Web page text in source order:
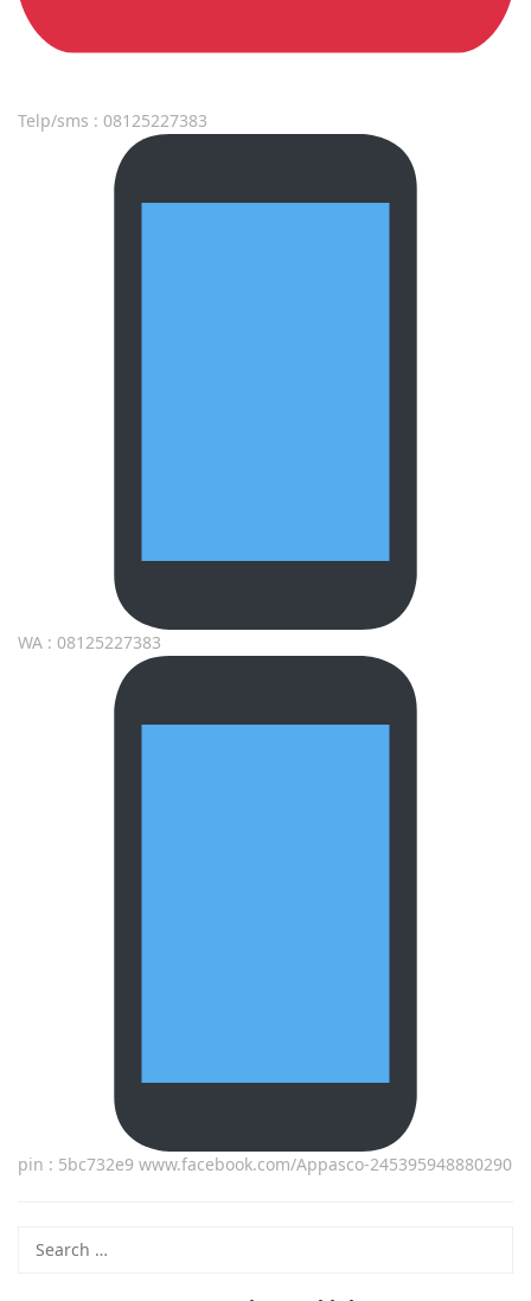
Telp/sms : 08125227383
WA : 08125227383
pin : 5bc732e9 www.facebook.com/Appasco-245395948880290
for: